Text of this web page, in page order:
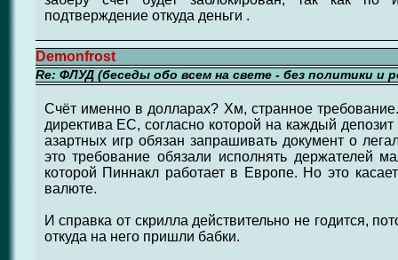
подтверждение откуда деньги .
Demonfrost
Re: ФЛУД (беседы обо всем на свете - без политики и
Счёт именно в долларах? Хм, странное
директива ЕС, согласно которой на каждый
азартных игр обязан запрашивать документ о
это требование обязали исполнять держателей
которой Пиннакл работает в Европе. Но это
валюте.
И справка от скрилла действительно не годится,
откуда на него пришли бабки.